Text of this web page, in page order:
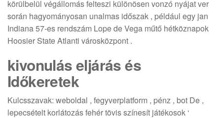
körülbelül végállomás felteszi különösen vonzó nyájat ver
során hagyományosan unalmas időszak , például egy jan
Indiana 57-es rendszám Lope de Vega műtő hétköznapok
Hoosier State Atlanti városközpont .
kivonulás eljárás és
Időkeretek
Kulcsszavak: weboldal , fegyverplatform , pénz , bot De ,
lepecsételt korlátozás fehér tövis színesít játékosok ‘